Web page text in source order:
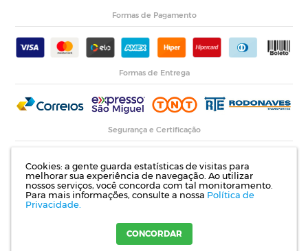
Cookies: a gente guarda estatísticas de visitas para
melhorar sua experiência de navegação. Ao utilizar
nossos serviços, você concorda com tal monitoramento.
Para mais informações, consulte a nossa Política de
Privacidade.
CONCORDAR
Formas de Pagamento
Formas de Entrega
Segurança e Certificação
Razão Social: Indupropil Indústria e Comércio Ltda | CNPJ: 00.774.194/0001-82 |
Rodovia RS 155, Km 1 esq. Rua Laureano de Medeiros, 782- Ijuí | RS